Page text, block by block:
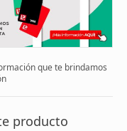
que te brindamos
producto